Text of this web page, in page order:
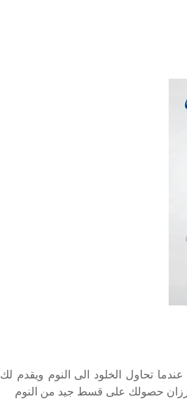
تحاول الخلود الى النوم ويقدم لك
يعززان حصولك على قسط جيد من النوم